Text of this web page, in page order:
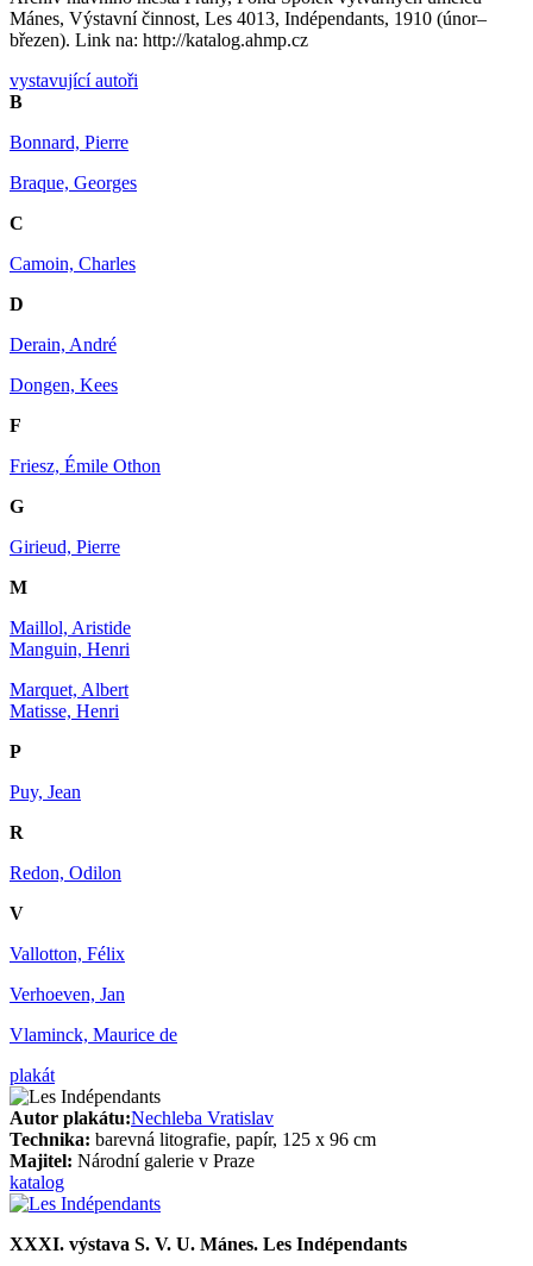
Mánes, Výstavní činnost, Les 4013, Indépendants, 1910 (únor–
březen). Link na: http://katalog.ahmp.cz
vystavující autoři
B
Bonnard, Pierre
Braque, Georges
C
Camoin, Charles
D
Derain, André
Dongen, Kees
F
Friesz, Émile Othon
G
Girieud, Pierre
M
Maillol, Aristide
Manguin, Henri
Marquet, Albert
Matisse, Henri
P
Puy, Jean
R
Redon, Odilon
V
Vallotton, Félix
Verhoeven, Jan
Vlaminck, Maurice de
plakát
Autor plakátu:Nechleba Vratislav
Technika: barevná litografie, papír, 125 x 96 cm
Majitel: Národní galerie v Praze
katalog
XXXI. výstava S. V. U. Mánes. Les Indépendants